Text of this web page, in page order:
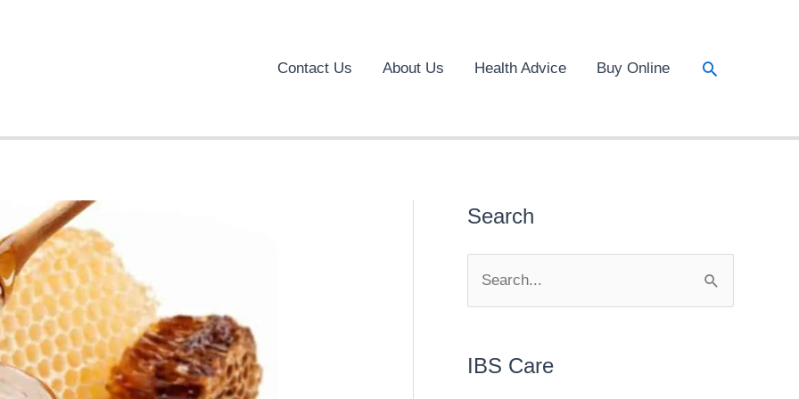
Contact Us About Us Health Advice Buy Online Search
Search
rIBS Care